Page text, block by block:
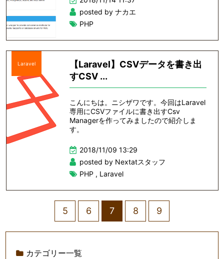
posted by ナカエ
PHP
Laravel
【Laravel】CSVデータを書き出
すCSV ...
こんにちは。ニシザワです。今回はLaravel
専用にCSVファイルに書き出すCsv
Managerを作ってみましたので紹介しま
す。
2018/11/09 13:29
posted by Nextatスタッフ
PHP , Laravel
5 6 7 8 9
カテゴリー一覧